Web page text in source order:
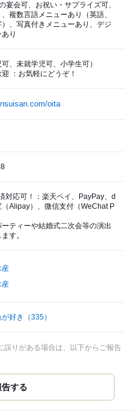
宴会可、お祝い・サプライズ可、
複数言語メニューあり（英語、
、写真付きメニューあり、デジ
り
、未就学児可、小学生可）
：お気軽にどうぞ！
oita
対応可！：楽天ペイ、PayPay、d
Alipay）、微信支付（WeChat P
ティーや結婚式二次会等の演出
す。
産
産
好き （335）
りがある場合は、以下からご報告
する